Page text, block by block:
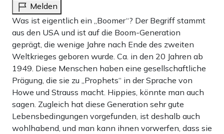
Melden
Was ist eigentlich ein „Boomer“? Der Begriff stammt
aus den USA und ist auf die Boom-Generation
geprägt, die wenige Jahre nach Ende des zweiten
Weltkrieges geboren wurde. Ca. in den 20 Jahren ab
1949. Diese Menschen haben eine gesellschaftliche
Prägung, die sie zu „Prophets“ in der Sprache von
Howe und Strauss macht. Hippies, könnte man auch
sagen. Zugleich hat diese Generation sehr gute
Lebensbedingungen vorgefunden, ist deshalb auch
wohlhabend, und man kann ihnen vorwerfen, dass sie